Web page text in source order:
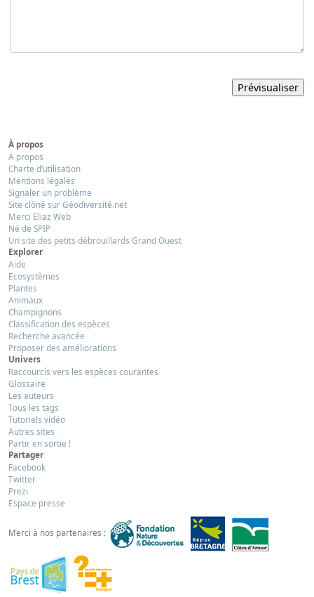
À propos
A propos
Charte d’utilisation
Mentions légales
Signaler un problème
Site clôné sur Géodiversité.net
Merci Eliaz Web
Né de SPIP
Un site des petits débrouillards Grand Ouest
Explorer
Aide
Ecosystèmes
Plantes
Animaux
Champignons
Classification des espèces
Recherche avancée
Proposer des améliorations
Univers
Raccourcis vers les espèces courantes
Glossaire
Les auteurs
Tous les tags
Tutoriels vidéo
Autres sites
Partir en sortie !
Partager
Facebook
Twitter
Prezi
Espace presse
Merci à nos partenaires :